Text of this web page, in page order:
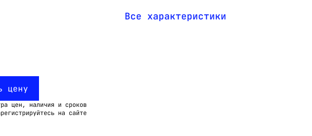
цену
цен, наличия и сроков
на сайте
Все характеристики